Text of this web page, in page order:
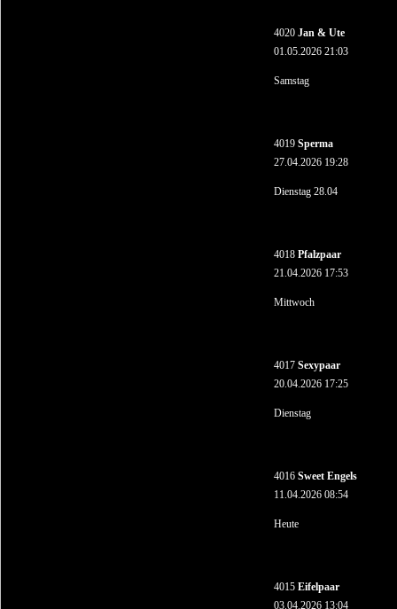
4020 Jan & Ute
01.05.2026 21:03
Samstag
4019 Sperma
27.04.2026 19:28
Dienstag 28.04
4018 Pfalzpaar
21.04.2026 17:53
Mittwoch
4017 Sexypaar
20.04.2026 17:25
Dienstag
4016 Sweet Engels
11.04.2026 08:54
Heute
4015 Eifelpaar
03.04.2026 13:04